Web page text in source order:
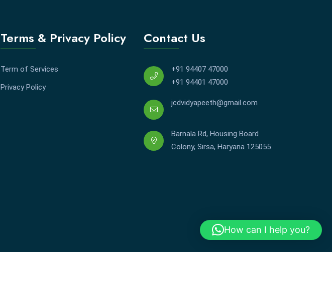
Terms & Privacy Policy
Term of Services
Privacy Policy
Contact Us
+91 94407 47000
+91 94401 47000
jcdvidyapeeth@gmail.com
Barnala Rd, Housing Board
Colony, Sirsa, Haryana 125055
How can I help you?